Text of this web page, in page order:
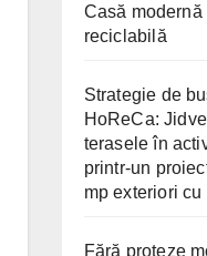
Casă modernă
reciclabilă
Strategie de
HoReCa:
terasele în
printr-un
mp exteriori
Fără proteze